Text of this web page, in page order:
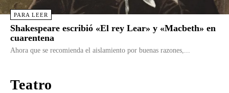
PARA LEER
Shakespeare escribió «El rey Lear» y «Macbeth» en
cuarentena
Ahora que se recomienda el aislamiento por buenas razones,...
Teatro